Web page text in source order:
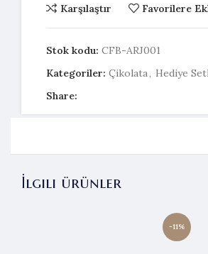
Karşılaştır
Favorilere
Stok kodu: CFB-ARJ001
Kategoriler: Çikolata, Hediye
Share:
İlgili ürünler
-11%